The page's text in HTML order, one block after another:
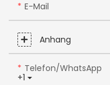
E-Mail
Anhang
+1
Telefon/WhatsApp